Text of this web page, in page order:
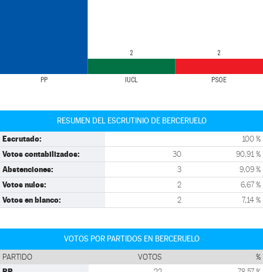
PP IUCL PSOE
2 2
RESUMEN DEL ESCRUTINIO DE BERCERUELO
Escrutado: 100 %
Votos contabilizados: 30 90,91 %
Abstenciones: 3 9,09 %
Votos nulos: 2 6,67 %
Votos en blanco: 2 7,14 %
VOTOS POR PARTIDOS EN BERCERUELO
PARTIDO VOTOS %